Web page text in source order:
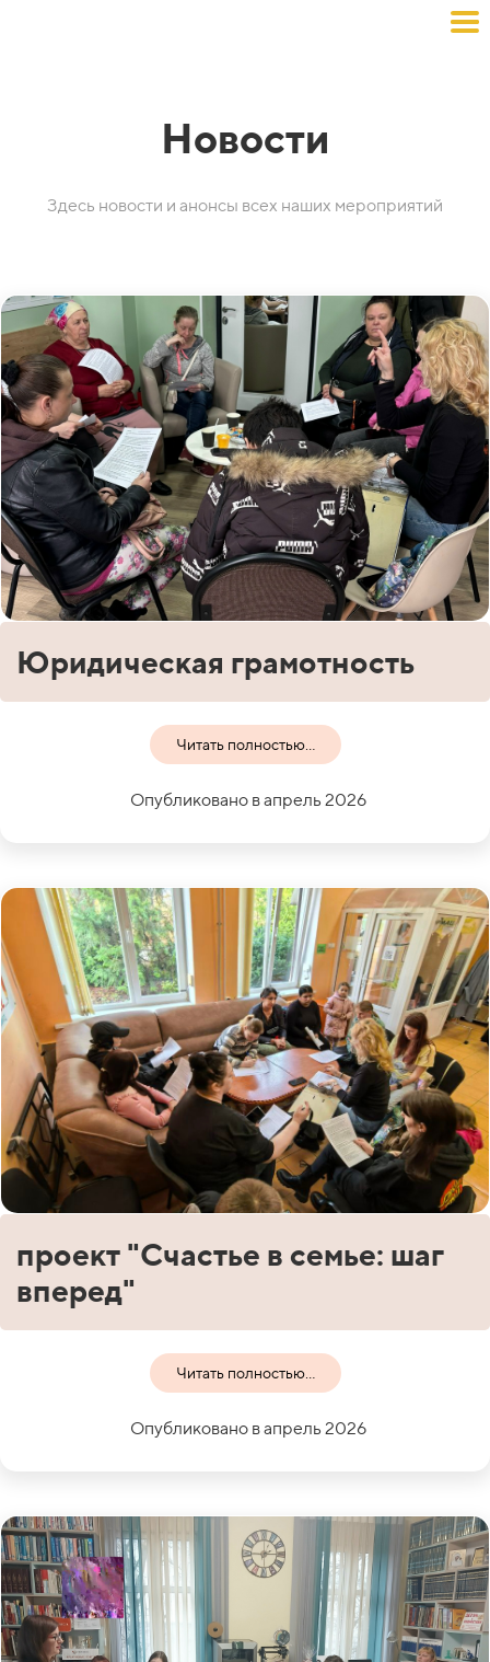
Новости
Здесь новости и анонсы всех наших мероприятий
Юридическая грамотность
Читать полностью...
Опубликовано в апрель 2026
проект "Счастье в семье: шаг
вперед"
Читать полностью...
Опубликовано в апрель 2026